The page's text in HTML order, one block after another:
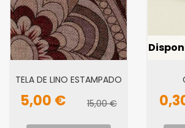
TELA DE LINO ESTAMPADO
5,00 € 15,00 €